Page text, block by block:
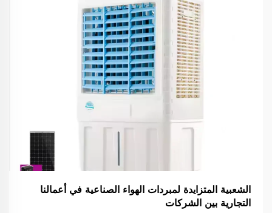
الشعبية المتزايدة لمبردات الهواء الصناعية في أعمالنا
التجارية بين الشركات